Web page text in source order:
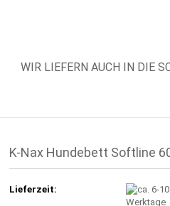
WIR LIEFERN AUCH IN DIE
K-Nax Hundebett Softline
Lieferzeit:
Werktage